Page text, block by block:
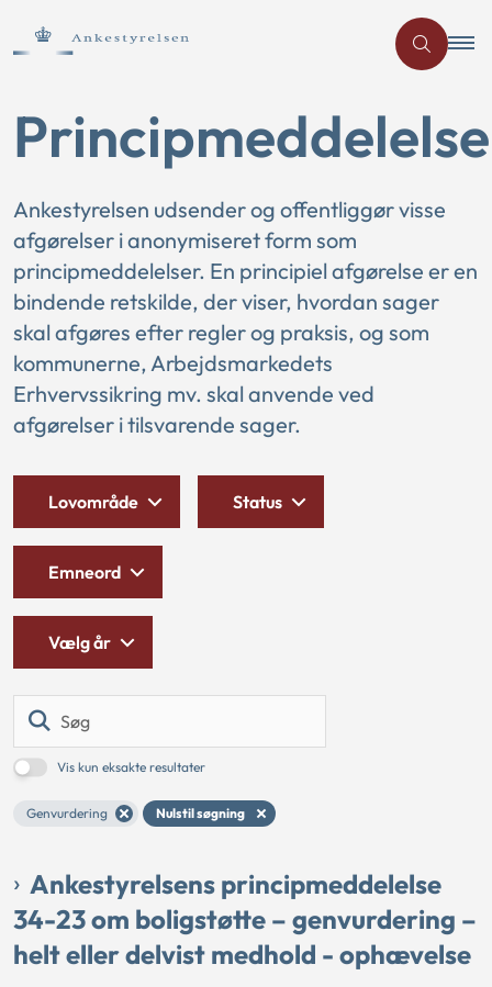
Ankestyrelsen udsender og offentliggør visse
afgørelser i anonymiseret form som
principmeddelelser. En principiel afgørelse er en
bindende retskilde, der viser, hvordan sager
skal afgøres efter regler og praksis, og som
kommunerne, Arbejdsmarkedets
Erhvervssikring mv. skal anvende ved
afgørelser i tilsvarende sager.
Vis kun eksakte resultater
Genvurdering Nulstil søgning
Lovområde Status
Emneord
Vælg år
Ankestyrelsens principmeddelelse
34-23 om boligstøtte – genvurdering –
helt eller delvist medhold - ophævelse